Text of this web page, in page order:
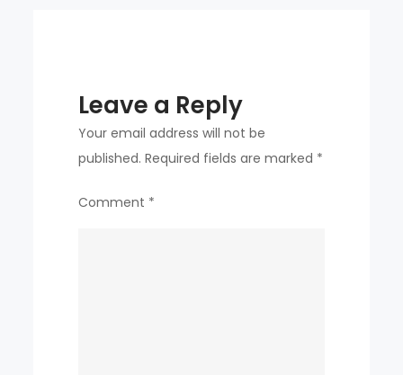
Leave a Reply
Your email address will not be
published. Required fields are marked *
Comment *